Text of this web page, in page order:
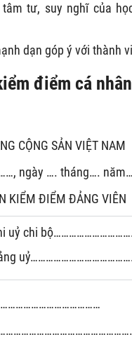
tâm tư, suy nghĩ của
dạn góp ý với thành
điểm cá
CỘNG SẢN VIỆT NAM
ngày …. tháng….
KIỂM ĐIỂM ĐẢNG VIÊN
uỷ chi